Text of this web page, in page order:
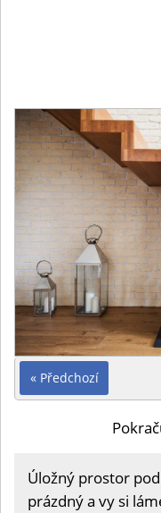
« Předchozí
Úložný prostor
prázdný a vy si